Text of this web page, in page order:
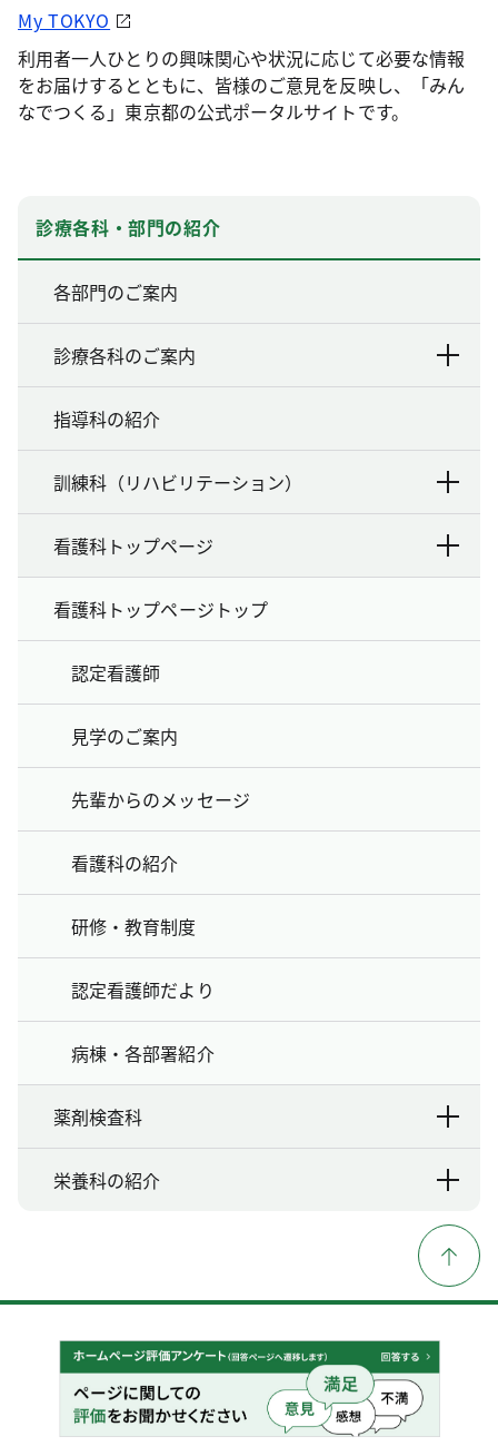
My TOKYO
利用者一人ひとりの興味関心や状況に応じて必要な情報
をお届けするとともに、皆様のご意見を反映し、「みん
なでつくる」東京都の公式ポータルサイトです。
診療各科・部門の紹介
各部門のご案内
診療各科のご案内
指導科の紹介
訓練科（リハビリテーション）
看護科トップページ
看護科トップページトップ
認定看護師
見学のご案内
先輩からのメッセージ
看護科の紹介
研修・教育制度
認定看護師だより
病棟・各部署紹介
薬剤検査科
栄養科の紹介